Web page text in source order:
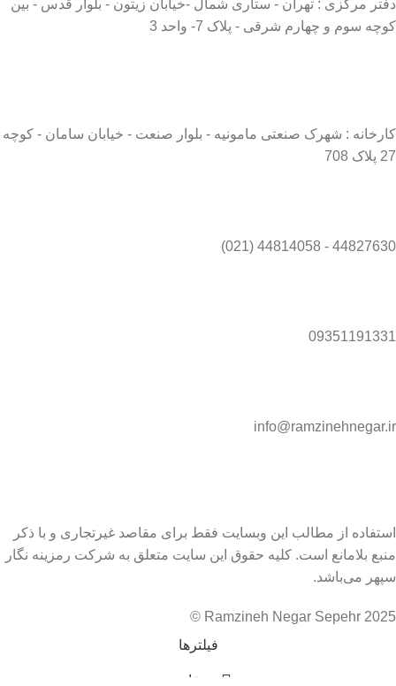
دفتر مرکزی : تهران - ستاری شمال -خیابان زیتون - بلوار قدس - بین
کوچه سوم و چهارم شرقی - پلاک 7- واحد 3
کارخانه : شهرک صنعتی مامونیه - بلوار صنعت - خیابان سامان - کوچه
27 پلاک 708
44827630 - 44814058 (021)
09351191331
info@ramzinehnegar.ir
استفاده از مطالب این وبسایت فقط برای مقاصد غیرتجاری و با ذکر
منبع بلامانع است. کلیه حقوق این سایت متعلق به شرکت رمزینه نگار
سپهر می‌باشد.
Ramzineh Negar Sepehr 2025 ©
فیلترها
مقایسه